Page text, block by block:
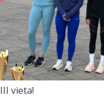
III vieta!